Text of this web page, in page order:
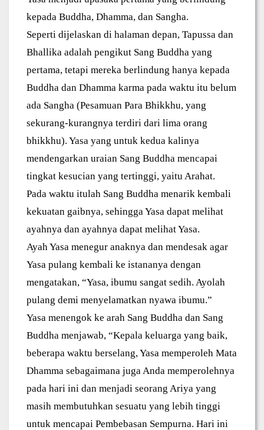
kepada Buddha, Dhamma, dan Sangha.
Seperti dijelaskan di halaman depan, Tapussa dan
Bhallika adalah pengikut Sang Buddha yang
pertama, tetapi mereka berlindung hanya kepada
Buddha dan Dhamma karma pada waktu itu belum
ada Sangha (Pesamuan Para Bhikkhu, yang
sekurang-kurangnya terdiri dari lima orang
bhikkhu). Yasa yang untuk kedua kalinya
mendengarkan uraian Sang Buddha mencapai
tingkat kesucian yang tertinggi, yaitu Arahat.
Pada waktu itulah Sang Buddha menarik kembali
kekuatan gaibnya, sehingga Yasa dapat melihat
ayahnya dan ayahnya dapat melihat Yasa.
Ayah Yasa menegur anaknya dan mendesak agar
Yasa pulang kembali ke istananya dengan
mengatakan, “Yasa, ibumu sangat sedih. Ayolah
pulang demi menyelamatkan nyawa ibumu.”
Yasa menengok ke arah Sang Buddha dan Sang
Buddha menjawab, “Kepala keluarga yang baik,
beberapa waktu berselang, Yasa memperoleh Mata
Dhamma sebagaimana juga Anda memperolehnya
pada hari ini dan menjadi seorang Ariya yang
masih membutuhkan sesuatu yang lebih tinggi
untuk mencapai Pembebasan Sempurna. Hari ini